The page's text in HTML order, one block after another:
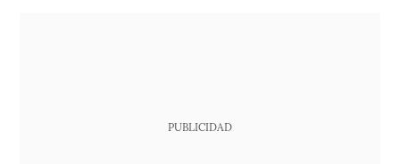
PUBLICIDAD